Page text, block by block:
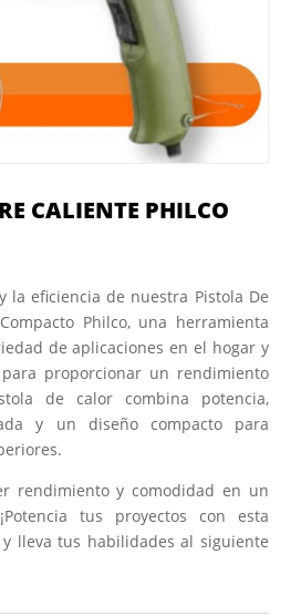
CALIENTE PHILCO
la eficiencia de nuestra Pistola De
Philco, una herramienta
de aplicaciones en el hogar y
proporcionar un rendimiento
de calor combina potencia,
y un diseño compacto para
rendimiento y comodidad en un
tus proyectos con esta
lleva tus habilidades al siguiente